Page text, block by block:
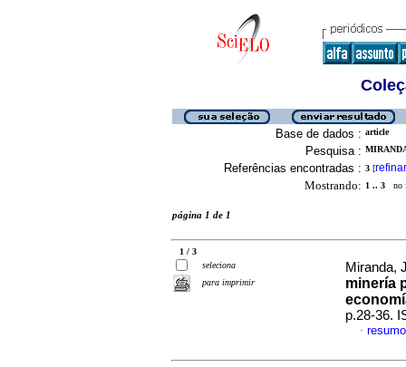
Base de dados : article
Pesquisa :
Referências encontradas : 3 [refinar
Mostrando: 1 .. 3 no
página 1 de 1
1 / 3
seleciona
para imprimir
Miranda,
minería
p.28-36.
·